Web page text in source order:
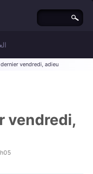
dernier vendredi, adieu
vendredi,